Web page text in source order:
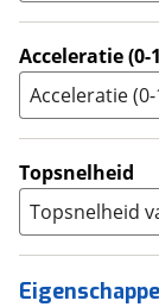
Acceleratie
Acceleratie
Topsnelheid
Topsnelheid